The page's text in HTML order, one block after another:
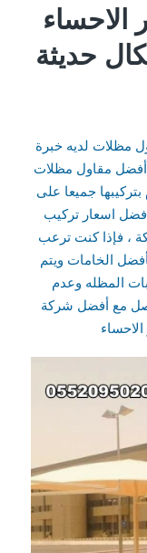
الاحساء
حديثة
مظلات لديه خبرة
أفضل مقاول مظلات
جميعا على
اسعار تركيب
، فإذا كنت ترعب
الخامات ويتم
المظله وعدم
مع أفضل شركة